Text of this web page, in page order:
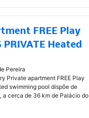
FREE Play
PRIVATE Heated
Pereira
Private apartment FREE Play
swimming pool dispõe de
cerca de 36 km de Palácio do